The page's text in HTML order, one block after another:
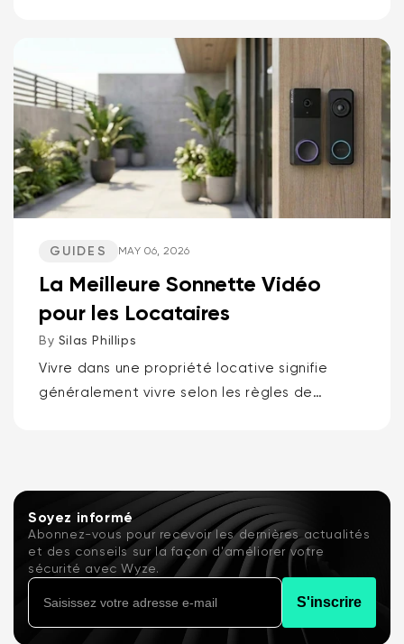
GUIDES MAY 06, 2026
La Meilleure Sonnette Vidéo
pour les Locataires
By Silas Phillips
Vivre dans une propriété locative signifie
généralement vivre selon les règles de
Soyez informé
Abonnez-vous pour recevoir les dernières actualités
et des conseils sur la façon d'améliorer votre
sécurité avec Wyze.
S'inscrire